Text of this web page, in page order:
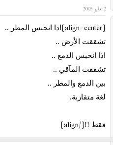
2 مايو 2005
[align=center]
اذا انحبس المطر ..
تشققت الأرض ..
اذا انحبس الدمع ..
تشققت المآقي ..
بين الدمع والمطر ..
لغة متقاربة.
فقط !![/align]